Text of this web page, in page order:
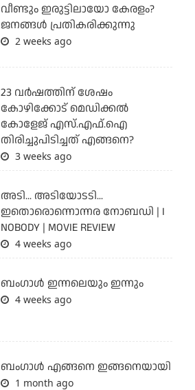
വീണ്ടും ഇരുട്ടിലായോ കേരളം?
ജനങ്ങൾ പ്രതികരിക്കുന്നു
2 weeks ago
23 വർഷത്തിന് ശേഷം
കോഴിക്കോട് മെഡിക്കൽ
കോളേജ് എസ്.എഫ്.ഐ
തിരിച്ചുപിടിച്ചത് എങ്ങനെ?
3 weeks ago
അടി... അടിയോടടി...
ഇതൊരൊന്നൊന്നര നോബഡി | I
NOBODY | MOVIE REVIEW
4 weeks ago
ബംഗാള്‍ ഇന്നലെയും ഇന്നും
4 weeks ago
ബം​ഗാൾ എങ്ങനെ ഇങ്ങനെയായി
1 month ago